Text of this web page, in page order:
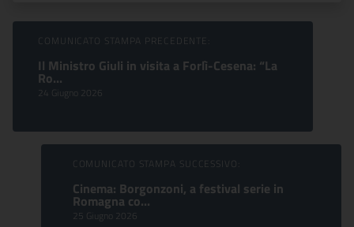
Sfoglia comunicati
COMUNICATO STAMPA PRECEDENTE:
Il Ministro Giuli in visita a Forlì-Cesena: “La
Ro...
24 Giugno 2026
COMUNICATO STAMPA SUCCESSIVO:
Cinema: Borgonzoni, a festival serie in
Romagna co...
25 Giugno 2026